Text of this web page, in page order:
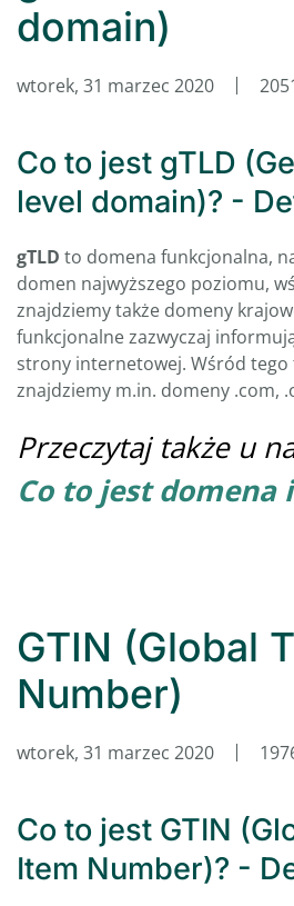
domain)
wtorek, 31 marzec 2020
Co to jest gTLD
level domain)? -
gTLD to domena funkcjonalna,
domen najwyższego poziomu,
znajdziemy także domeny
funkcjonalne zazwyczaj
strony internetowej. Wśród
znajdziemy m.in. domeny .com,
Przeczytaj także u
Co to jest domena
GTIN (Global
Number)
wtorek, 31 marzec 2020
Co to jest GTIN
Item Number)? -